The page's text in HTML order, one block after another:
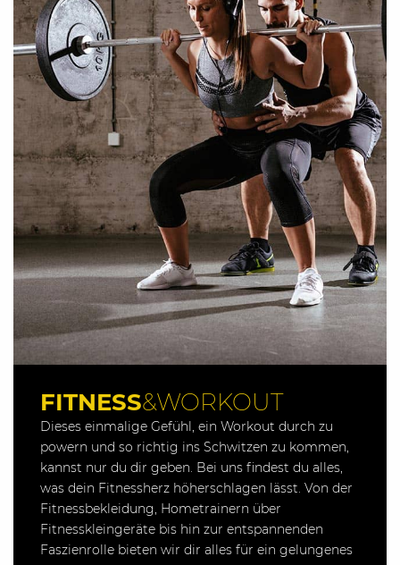
FITNESS&WORKOUT
Dieses einmalige Gefühl, ein Workout durch zu
powern und so richtig ins Schwitzen zu kommen,
kannst nur du dir geben. Bei uns findest du alles,
was dein Fitnessherz höherschlagen lässt. Von der
Fitnessbekleidung, Hometrainern über
Fitnesskleingeräte bis hin zur entspannenden
Faszienrolle bieten wir dir alles für ein gelungenes